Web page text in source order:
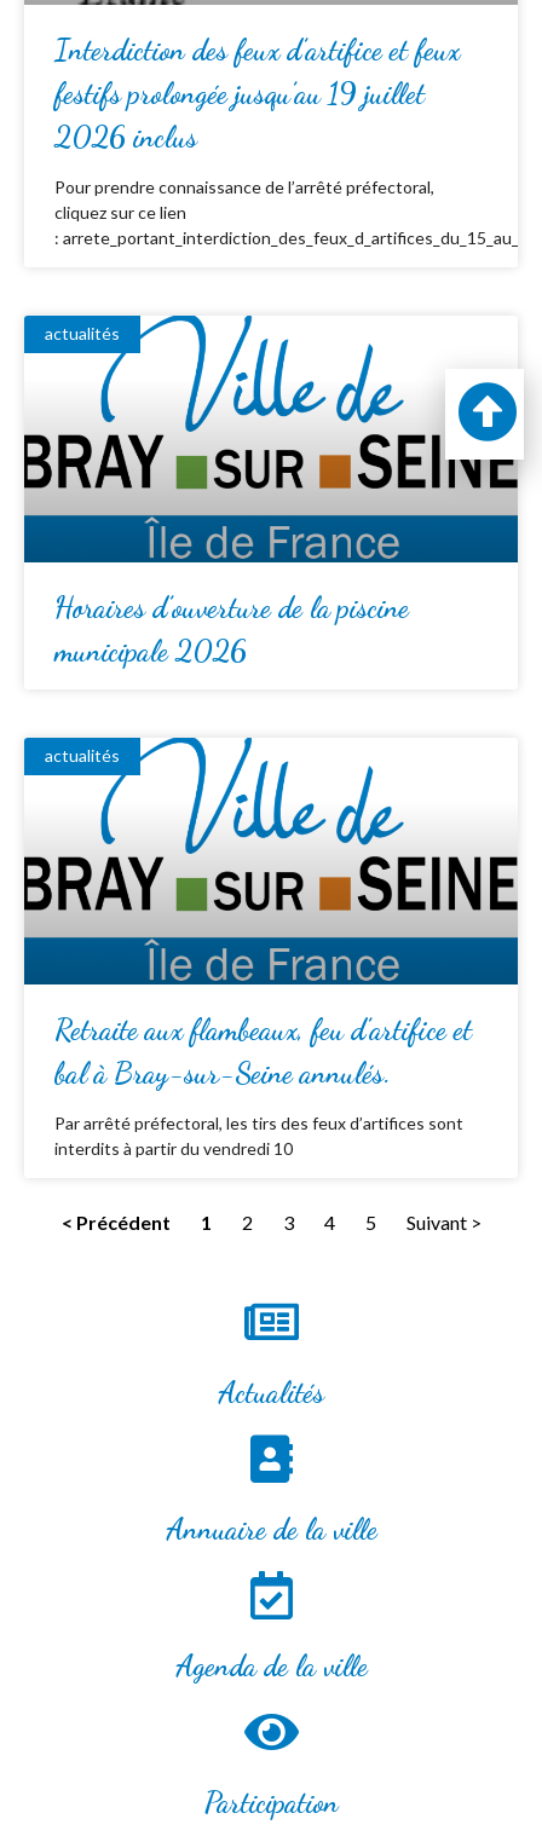
Interdiction des feux d’artifice et feux
festifs prolongée jusqu’au 19 juillet
2026 inclus
Pour prendre connaissance de l’arrêté préfectoral,
cliquez sur ce lien
:
actualités
Horaires d’ouverture de la piscine
municipale 2026
actualités
Retraite aux flambeaux, feu d’artifice et
bal à Bray-sur-Seine annulés.
Par arrêté préfectoral, les tirs des feux d’artifices sont
interdits à partir du vendredi 10
< Précédent 1 2 3 4 5 Suivant >
Actualités
Annuaire de la ville
Agenda de la ville
Participation